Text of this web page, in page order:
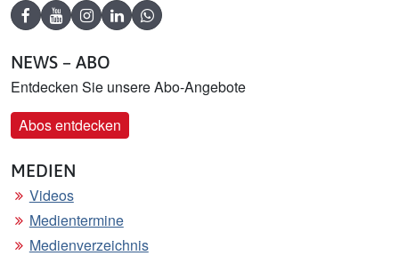
Facebook
YouTubeInstagram
LinkedInWhatsApp
NEWS – ABO
Entdecken Sie unsere Abo-Angebote
Abos entdecken
MEDIEN
Videos
Medientermine
Medienverzeichnis